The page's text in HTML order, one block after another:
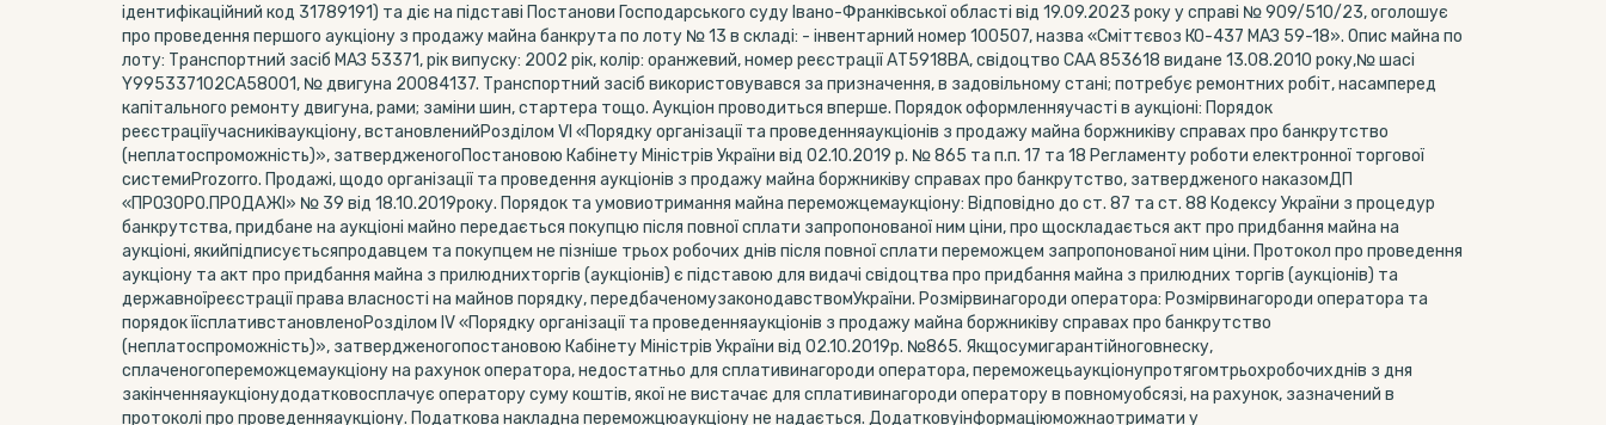
ідентифікаційний код 31789191) та діє на підставі Постанови Господарського суду Івано-Франківської області від 19.09.2023 року у справі № 909/510/23, оголошує
про проведення першого аукціону з продажу майна банкрута по лоту № 13 в складі: - інвентарний номер 100507, назва «Сміттєвоз КО-437 МАЗ 59-18». Опис майна по
лоту: Транспортний засіб МАЗ 53371, рік випуску: 2002 рік, колір: оранжевий, номер реєстрації АТ5918ВА, свідоцтво САА 853618 видане 13.08.2010 року,№ шасі
Y995337102CA58001, № двигуна 20084137. Транспортний засіб використовувався за призначення, в задовільному стані; потребує ремонтних робіт, насамперед
капітального ремонту двигуна, рами; заміни шин, стартера тощо. Аукціон проводиться вперше. Порядок оформленняучасті в аукціоні: Порядок
реєстраціїучасниківаукціону, встановленийРозділом VI «Порядку організації та проведенняаукціонів з продажу майна боржниківу справах про банкрутство
(неплатоспроможність)», затвердженогоПостановою Кабінету Міністрів України від 02.10.2019 р. № 865 та п.п. 17 та 18 Регламенту роботи електронної торгової
системиProzorro. Продажі, щодо організації та проведення аукціонів з продажу майна боржниківу справах про банкрутство, затвердженого наказомДП
«ПРОЗОРО.ПРОДАЖІ» № 39 від 18.10.2019року. Порядок та умовиотримання майна переможцемаукціону: Відповідно до ст. 87 та ст. 88 Кодексу України з процедур
банкрутства, придбане на аукціоні майно передається покупцю після повної сплати запропонованої ним ціни, про щоскладається акт про придбання майна на
аукціоні, якийпідписуєтьсяпродавцем та покупцем не пізніше трьох робочих днів після повної сплати переможцем запропонованої ним ціни. Протокол про проведення
аукціону та акт про придбання майна з прилюднихторгів (аукціонів) є підставою для видачі свідоцтва про придбання майна з прилюдних торгів (аукціонів) та
державноїреєстрації права власності на майнов порядку, передбаченомузаконодавствомУкраїни. Розмірвинагороди оператора: Розмірвинагороди оператора та
порядок їїсплативстановленоРозділом ІV «Порядку організації та проведенняаукціонів з продажу майна боржниківу справах про банкрутство
(неплатоспроможність)», затвердженогопостановою Кабінету Міністрів України від 02.10.2019р. №865. Якщосумигарантійноговнеску,
сплаченогопереможцемаукціону на рахунок оператора, недостатньо для сплативинагороди оператора, переможецьаукціонупротягомтрьохробочихднів з дня
закінченняаукціонудодатковосплачує оператору суму коштів, якої не вистачає для сплативинагороди оператору в повномуобсязі, на рахунок, зазначений в
протоколі про проведенняаукціону. Податкова накладна переможцюаукціону не надається. Додатковуінформаціюможнаотримати у